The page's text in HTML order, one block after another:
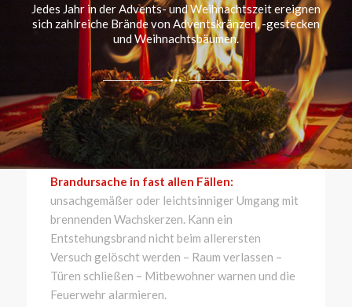
Jedes Jahr in der Advents- und Weihnachtszeit ereignen
sich zahlreiche Brände von Adventskränzen, -gestecken
und Weihnachtsbäumen.
Brandursache in fast allen Fällen:
unsachgemäßer oder leichtsinniger Umgang mit
brennenden Wachskerzen. Kann ein
Entstehungsbrand nicht beim allerersten
Versuch gelöscht werden – Raum verlassen –
Türen schließen – Mitbewohner warnen und die
Feuerwehr alarmieren.